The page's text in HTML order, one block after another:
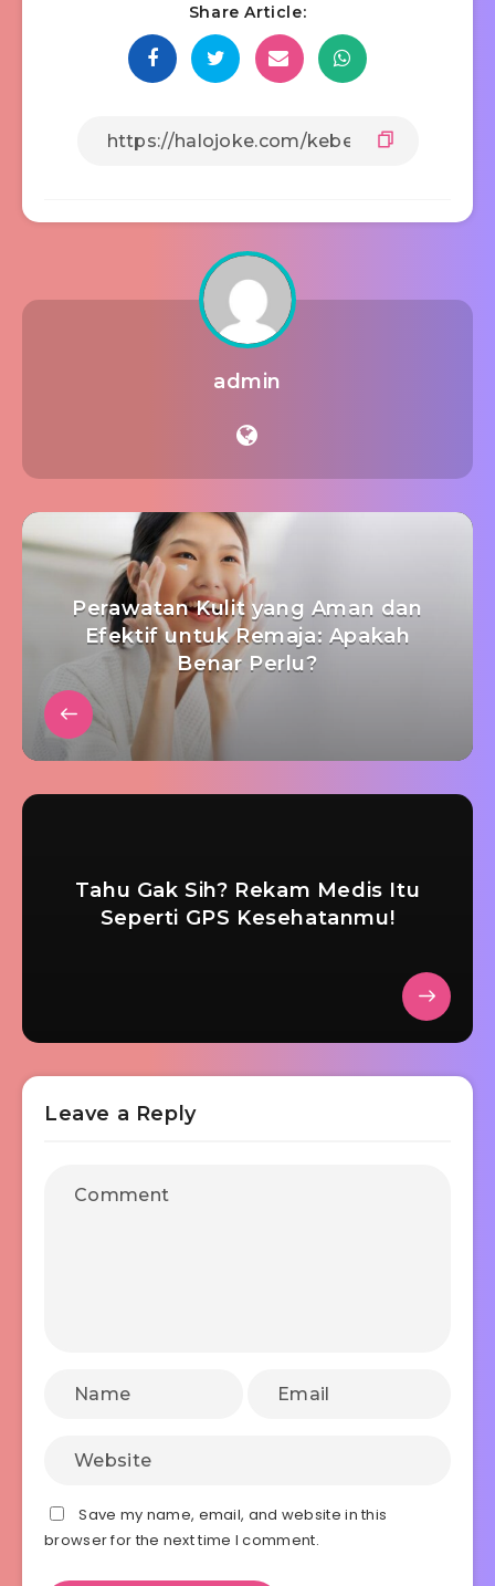
Share Article:
admin
Perawatan Kulit yang Aman dan
Efektif untuk Remaja: Apakah
Benar Perlu?
Tahu Gak Sih? Rekam Medis Itu
Seperti GPS Kesehatanmu!
Leave a Reply
Save my name, email, and website in this
browser for the next time I comment.